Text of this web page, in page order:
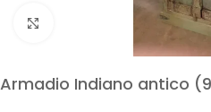
Armadio Indiano antico